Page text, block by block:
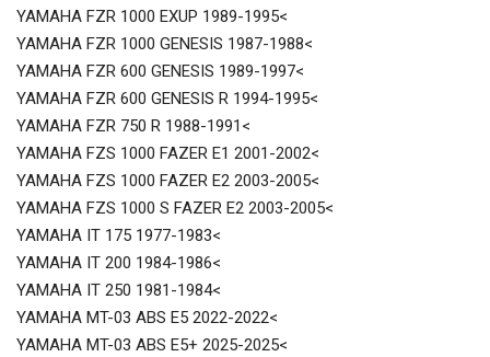
YAMAHA FZR 1000 EXUP 1989-1995<
YAMAHA FZR 1000 GENESIS 1987-1988<
YAMAHA FZR 600 GENESIS 1989-1997<
YAMAHA FZR 600 GENESIS R 1994-1995<
YAMAHA FZR 750 R 1988-1991<
YAMAHA FZS 1000 FAZER E1 2001-2002<
YAMAHA FZS 1000 FAZER E2 2003-2005<
YAMAHA FZS 1000 S FAZER E2 2003-2005<
YAMAHA IT 175 1977-1983<
YAMAHA IT 200 1984-1986<
YAMAHA IT 250 1981-1984<
YAMAHA MT-03 ABS E5 2022-2022<
YAMAHA MT-03 ABS E5+ 2025-2025<